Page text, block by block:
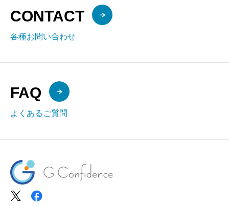
CONTACT
各種お問い合わせ
FAQ
よくあるご質問